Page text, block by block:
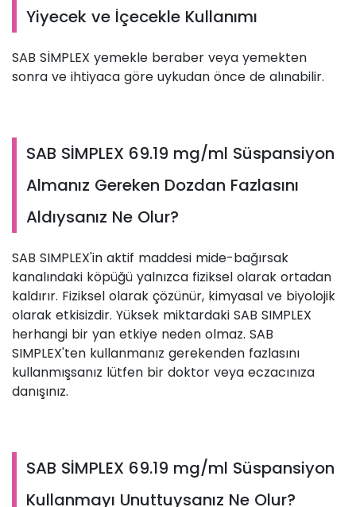
Yiyecek ve İçecekle Kullanımı
SAB SİMPLEX yemekle beraber veya yemekten
sonra ve ihtiyaca göre uykudan önce de alınabilir.
SAB SİMPLEX 69.19 mg/ml Süspansiyon
Almanız Gereken Dozdan Fazlasını
Aldıysanız Ne Olur?
SAB SIMPLEX'in aktif maddesi mide-bağırsak
kanalındaki köpüğü yalnızca fiziksel olarak ortadan
kaldırır. Fiziksel olarak çözünür, kimyasal ve biyolojik
olarak etkisizdir. Yüksek miktardaki SAB SIMPLEX
herhangi bir yan etkiye neden olmaz. SAB
SIMPLEX'ten kullanmanız gerekenden fazlasını
kullanmışsanız lütfen bir doktor veya eczacınıza
danışınız.
SAB SİMPLEX 69.19 mg/ml Süspansiyon
Kullanmayı Unuttuysanız Ne Olur?